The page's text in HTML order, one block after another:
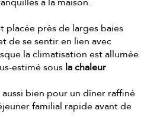
placée près de larges baies
de se sentir en lien avec
la climatisation est allumée
estimé sous la chaleur
bien pour un dîner raffiné
familial rapide avant de